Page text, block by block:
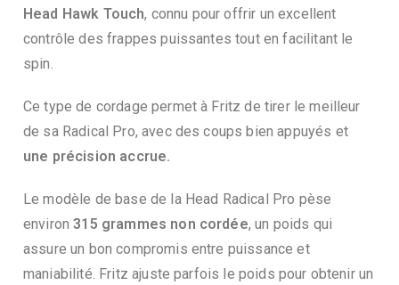
Head Hawk Touch, connu pour offrir un excellent
contrôle des frappes puissantes tout en facilitant le
spin.
Ce type de cordage permet à Fritz de tirer le meilleur
de sa Radical Pro, avec des coups bien appuyés et
une précision accrue.
Le modèle de base de la Head Radical Pro pèse
environ315 grammes non cordée, un poids qui
assure un bon compromis entre puissance et
maniabilité. Fritz ajuste parfois le poids pour obtenir un